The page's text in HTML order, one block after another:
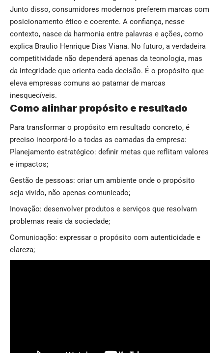
Junto disso, consumidores modernos preferem marcas com
posicionamento ético e coerente. A confiança, nesse
contexto, nasce da harmonia entre palavras e ações, como
explica Braulio Henrique Dias Viana. No futuro, a verdadeira
competitividade não dependerá apenas da tecnologia, mas
da integridade que orienta cada decisão. É o propósito que
eleva empresas comuns ao patamar de marcas
inesquecíveis.
Como alinhar propósito e resultado
Para transformar o propósito em resultado concreto, é
preciso incorporá-lo a todas as camadas da empresa:
Planejamento estratégico: definir metas que reflitam valores
e impactos;
Gestão de pessoas: criar um ambiente onde o propósito
seja vivido, não apenas comunicado;
Inovação: desenvolver produtos e serviços que resolvam
problemas reais da sociedade;
Comunicação: expressar o propósito com autenticidade e
clareza;